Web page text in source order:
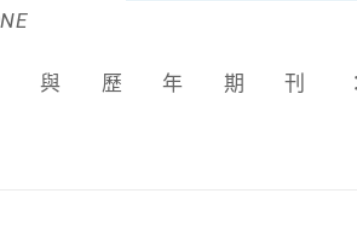
紹與歷年期刊：